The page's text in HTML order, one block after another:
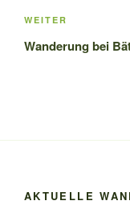
Nächster
Beitrag
WEITER
Wanderung bei
AKTUELLE